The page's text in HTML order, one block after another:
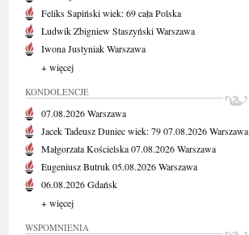
Feliks Sapińskiwiek: 69cała Polska
Ludwik Zbigniew StaszyńskiWarszawa
Iwona JustyniakWarszawa
+ więcej
KONDOLENCJE
07.08.2026Warszawa
Jacek Tadeusz Duniecwiek: 7907.08.2026Warszawa
Małgorzata Kościelska07.08.2026Warszawa
Eugeniusz Butruk05.08.2026Warszawa
06.08.2026Gdańsk
+ więcej
WSPOMNIENIA